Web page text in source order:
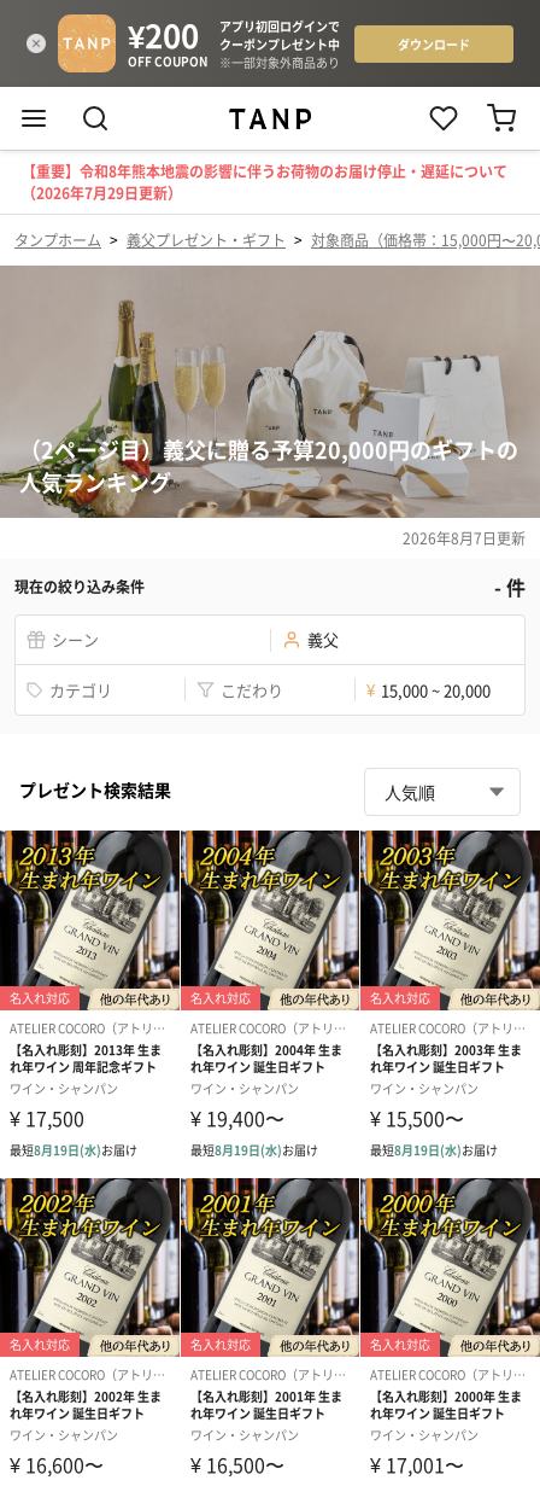
【重要】令和8年熊本地震の影響に伴うお荷物のお届け停止・遅延について
（2026年7月29日更新）
タンプホーム > 義父プレゼント・ギフト > 対象商品（価格帯：15,000円〜
（2ページ目）義父に贈る予算20,000円のギフトの
人気ランキング
2026年8月7日更新
現在の絞り込み条件 -件
シーン 義父
カテゴリ こだわり ¥ 15,000 ~ 20,000
プレゼント検索結果